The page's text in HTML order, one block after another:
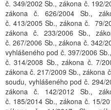
č. 349/2002 Sb., zákona č. 192/
zákona č. 626/2004 Sb.,
č. 413/2005 Sb., zákona č. 79/
zákona č. 233/2006 Sb.,
č. 267/2006 Sb., zákona č. 342/
vyhlášeného pod č. 397/2006
č. 314/2008 Sb., zákona č. 7/
zákona č. 217/2009 Sb., zákona
soudu, vyhlášeného pod č. 294/
zákona č. 142/2012 Sb.,
č. 185/2014 Sb., zákona č. 15/